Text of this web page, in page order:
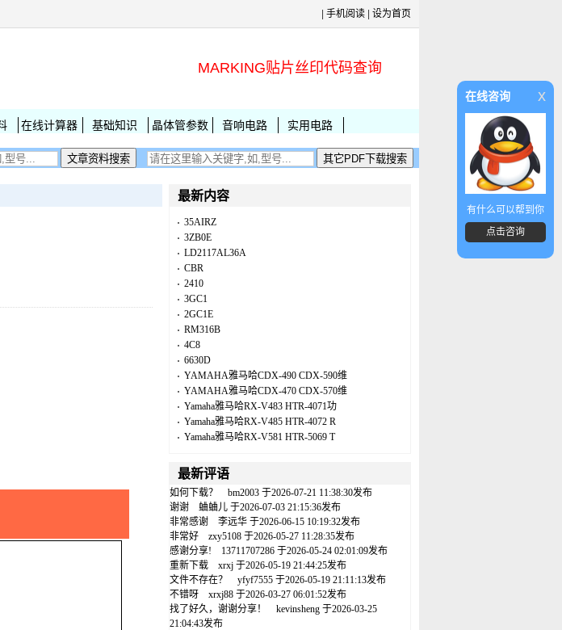
手机阅读 设为首页
MARKING贴片丝印代码查询
在线计算器 基础知识 晶体管参数 音响电路 实用电路
最新内容
35AIRZ
3ZB0E
LD2117AL36A
CBR
2410
3GC1
2GC1E
RM316B
4C8
6630D
YAMAHA雅马哈CDX-490 CDX-590维
YAMAHA雅马哈CDX-470 CDX-570维
Yamaha雅马哈RX-V483 HTR-4071功
Yamaha雅马哈RX-V485 HTR-4072 R
Yamaha雅马哈RX-V581 HTR-5069 T
最新评语
如何下载？ bm2003 于2026-07-21 11:38:30发布
谢谢
蛐蛐儿 于2026-07-03 21:15:36发布
非常感谢
李远华 于2026-06-15 10:19:32发布
非常好
zxy5108 于2026-05-27 11:28:35发布
感谢分享!
13711707286 于2026-05-24 02:01:09发布
重新下载
xrxj 于2026-05-19 21:44:25发布
文件不存在？
yfyf7555 于2026-05-19 21:11:13发布
不错呀
xrxj88 于2026-03-27 06:01:52发布
找了好久，谢谢分享！
kevinsheng 于2026-03-25
21:04:43发布
在线咨询 x
有什么可以帮到你
点击咨询